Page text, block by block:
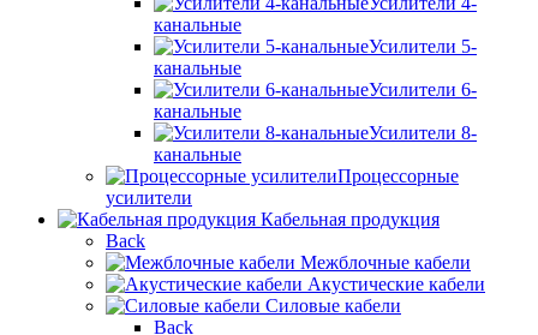
канальные
Усилители 5-
канальные
Усилители 6-
канальные
Усилители 8-
канальные
Процессорные
усилители
Кабельная продукция
Back
Межблочные кабели
Акустические кабели
Силовые кабели
Back